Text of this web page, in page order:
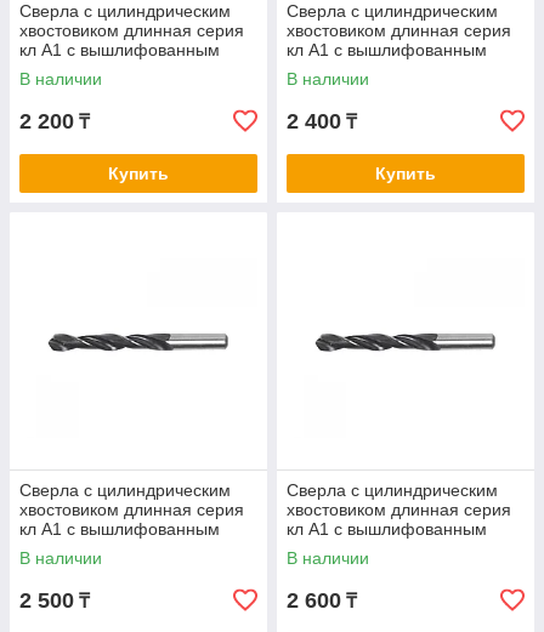
Сверла с цилиндрическим
хвостовиком длинная серия
кл А1 с вышлифованным
профилем нитрид/тит 6,5-6,7
В наличии
2 200 ₸
Купить
Сверла с цилиндрическим
хвостовиком длинная серия
кл А1 с вышлифованным
профилем нитрид/тит 6,8-7,0
В наличии
2 400 ₸
Купить
Сверла с цилиндрическим
хвостовиком длинная серия
кл А1 с вышлифованным
профилем нитрид/тит 7,1-7,4
В наличии
2 500 ₸
Сверла с цилиндрическим
хвостовиком длинная серия
кл А1 с вышлифованным
профилем нитрид/тит 7,5
В наличии
2 600 ₸